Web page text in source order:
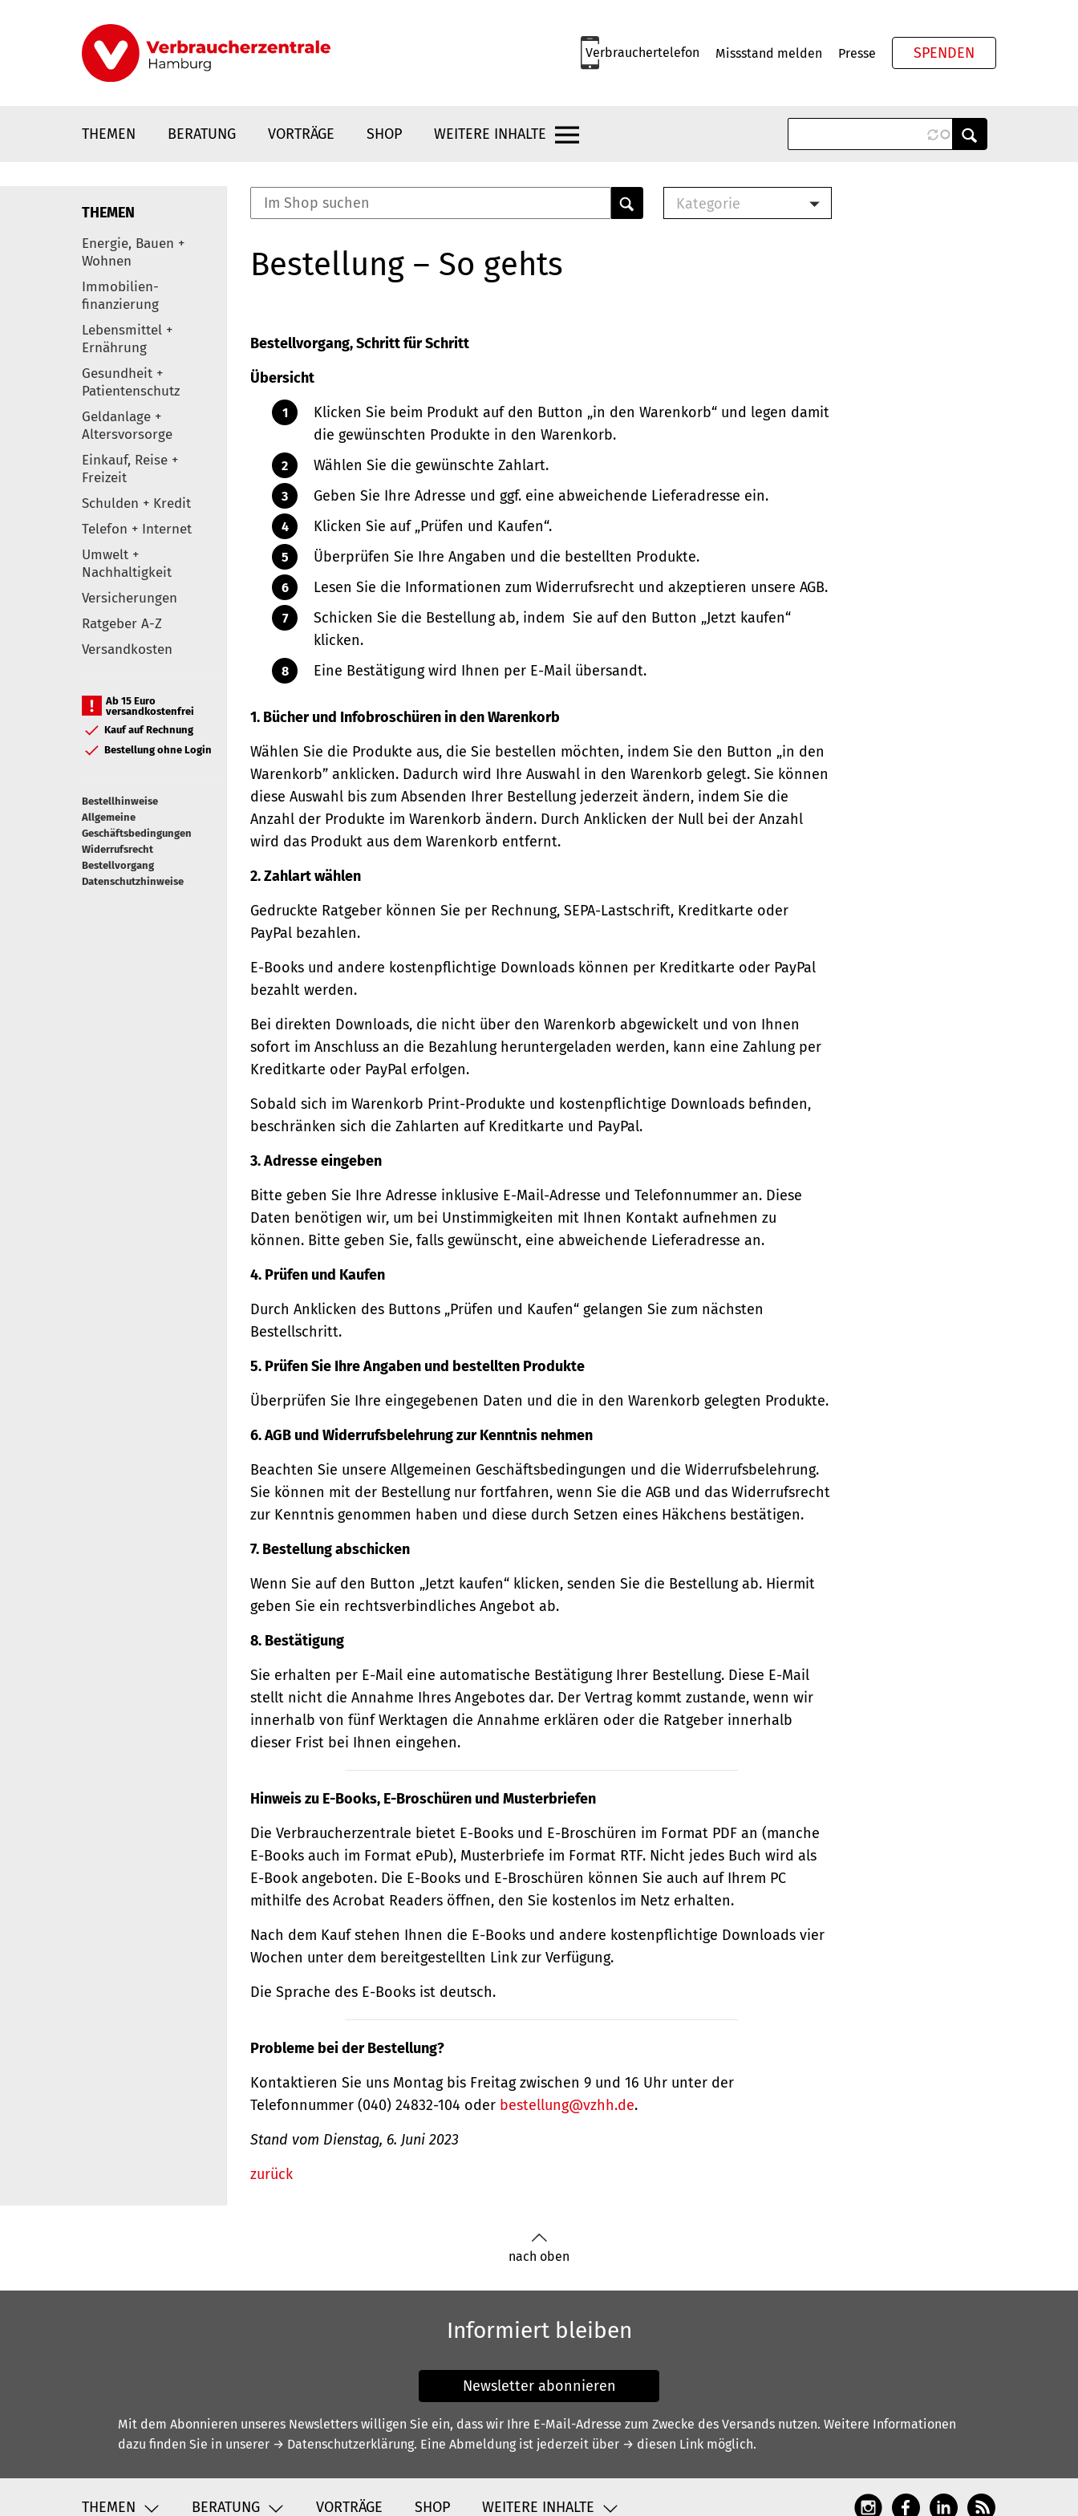
Verbrauchertelefon Missstand melden Presse SPENDEN
THEMEN BERATUNG VORTRÄGE SHOP WEITERE INHALTE
Elemente
THEMEN
Energie, Bauen +
Wohnen
Immobilien-
finanzierung
Lebensmittel +
Ernährung
Gesundheit +
Patientenschutz
Geldanlage +
Altersvorsorge
Einkauf, Reise +
Freizeit
Schulden + Kredit
Telefon + Internet
Umwelt +
Nachhaltigkeit
Versicherungen
Ratgeber A-Z
Versandkosten
Ab 15 Euro
versandkostenfrei
Kauf auf Rechnung
Bestellung ohne Login
Bestellhinweise
Allgemeine
Geschäftsbedingungen
Widerrufsrecht
Bestellvorgang
Datenschutzhinweise
Kategorie
Bestellung – So gehts
Bestellvorgang, Schritt für Schritt
Übersicht
Klicken Sie beim Produkt auf den Button „in den Warenkorb“ und legen damit
die gewünschten Produkte in den Warenkorb.
Wählen Sie die gewünschte Zahlart.
Geben Sie Ihre Adresse und ggf. eine abweichende Lieferadresse ein.
Klicken Sie auf „Prüfen und Kaufen“.
Überprüfen Sie Ihre Angaben und die bestellten Produkte.
Lesen Sie die Informationen zum Widerrufsrecht und akzeptieren unsere AGB.
Schicken Sie die Bestellung ab, indem Sie auf den Button „Jetzt kaufen“
klicken.
Eine Bestätigung wird Ihnen per E-Mail übersandt.
1. Bücher und Infobroschüren in den Warenkorb
Wählen Sie die Produkte aus, die Sie bestellen möchten, indem Sie den Button „in den
Warenkorb” anklicken. Dadurch wird Ihre Auswahl in den Warenkorb gelegt. Sie können
diese Auswahl bis zum Absenden Ihrer Bestellung jederzeit ändern, indem Sie die
Anzahl der Produkte im Warenkorb ändern. Durch Anklicken der Null bei der Anzahl
wird das Produkt aus dem Warenkorb entfernt.
2. Zahlart wählen
Gedruckte Ratgeber können Sie per Rechnung, SEPA-Lastschrift, Kreditkarte oder
PayPal bezahlen.
E-Books und andere kostenpflichtige Downloads können per Kreditkarte oder PayPal
bezahlt werden.
Bei direkten Downloads, die nicht über den Warenkorb abgewickelt und von Ihnen
sofort im Anschluss an die Bezahlung heruntergeladen werden, kann eine Zahlung per
Kreditkarte oder PayPal erfolgen.
Sobald sich im Warenkorb Print-Produkte und kostenpflichtige Downloads befinden,
beschränken sich die Zahlarten auf Kreditkarte und PayPal.
3. Adresse eingeben
Bitte geben Sie Ihre Adresse inklusive E-Mail-Adresse und Telefonnummer an. Diese
Daten benötigen wir, um bei Unstimmigkeiten mit Ihnen Kontakt aufnehmen zu
können. Bitte geben Sie, falls gewünscht, eine abweichende Lieferadresse an.
4. Prüfen und Kaufen
Durch Anklicken des Buttons „Prüfen und Kaufen“ gelangen Sie zum nächsten
Bestellschritt.
5. Prüfen Sie Ihre Angaben und bestellten Produkte
Überprüfen Sie Ihre eingegebenen Daten und die in den Warenkorb gelegten Produkte.
6. AGB und Widerrufsbelehrung zur Kenntnis nehmen
Beachten Sie unsere Allgemeinen Geschäftsbedingungen und die Widerrufsbelehrung.
Sie können mit der Bestellung nur fortfahren, wenn Sie die AGB und das Widerrufsrecht
zur Kenntnis genommen haben und diese durch Setzen eines Häkchens bestätigen.
7. Bestellung abschicken
Wenn Sie auf den Button „Jetzt kaufen“ klicken, senden Sie die Bestellung ab. Hiermit
geben Sie ein rechtsverbindliches Angebot ab.
8. Bestätigung
Sie erhalten per E-Mail eine automatische Bestätigung Ihrer Bestellung. Diese E-Mail
stellt nicht die Annahme Ihres Angebotes dar. Der Vertrag kommt zustande, wenn wir
innerhalb von fünf Werktagen die Annahme erklären oder die Ratgeber innerhalb
dieser Frist bei Ihnen eingehen.
Hinweis zu E-Books, E-Broschüren und Musterbriefen
Die Verbraucherzentrale bietet E-Books und E-Broschüren im Format PDF an (manche
E-Books auch im Format ePub), Musterbriefe im Format RTF. Nicht jedes Buch wird als
E-Book angeboten. Die E-Books und E-Broschüren können Sie auch auf Ihrem PC
mithilfe des Acrobat Readers öffnen, den Sie kostenlos im Netz erhalten.
Nach dem Kauf stehen Ihnen die E-Books und andere kostenpflichtige Downloads vier
Wochen unter dem bereitgestellten Link zur Verfügung.
Die Sprache des E-Books ist deutsch.
Probleme bei der Bestellung?
Kontaktieren Sie uns Montag bis Freitag zwischen 9 und 16 Uhr unter der
Telefonnummer (040) 24832-104 oder bestellung@vzhh.de.
Stand vom Dienstag, 6. Juni 2023
zurück
nach oben
Informiert bleiben
Newsletter abonnieren
Mit dem Abonnieren unseres Newsletters willigen Sie ein, dass wir Ihre E-Mail-Adresse zum Zwecke des Versands nutzen. Weitere Informationen
dazu finden Sie in unserer → Datenschutzerklärung. Eine Abmeldung ist jederzeit über → diesen Link möglich.
THEMEN BERATUNG VORTRÄGE SHOP WEITERE INHALTE